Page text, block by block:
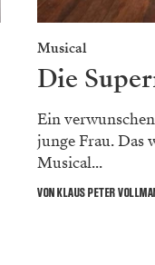
Musical
Die
Ein
junge Frau. Das
Musical...
VON KLAUS PETER